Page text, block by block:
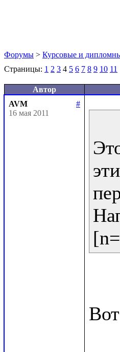
Форумы > Курсовые и
Страницы: 1 2 3 4 5 6 7 8 9 10 11
Автор
AVM
#
16 мая 2011